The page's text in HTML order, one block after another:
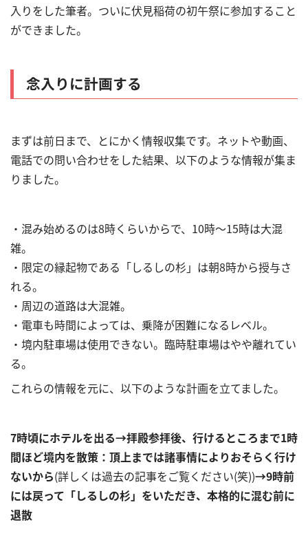
入りをした筆者。ついに伏見稲荷の初午祭に参加すること
ができました。
念入りに計画する
まずは前日まで、とにかく情報収集です。ネットや動画、
電話での問い合わせをした結果、以下のような情報が集ま
りました。
・混み始めるのは8時くらいからで、10時～15時は大混
雑。
・限定の縁起物である「しるしの杉」は朝8時から授与さ
れる。
・周辺の道路は大混雑。
・電車も時間によっては、乗降が困難になるレベル。
・境内駐車場は使用できない。臨時駐車場はやや離れてい
る。
これらの情報を元に、以下のような計画を立てました。
7時頃にホテルを出る→拝殿参拝後、行けるところまで1時
間ほど境内を散策：頂上までは諸事情によりおそらく行け
ないから(詳しくは過去の記事をご覧ください(笑))→9時前
には戻って「しるしの杉」をいただき、本格的に混む前に
退散